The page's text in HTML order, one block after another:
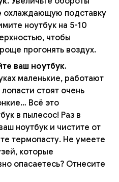
охлаждающую подставку
ноутбук на 5-10
чтобы
прогонять воздух.
ваш ноутбук.
маленькие, работают
стоят очень
Всё это
в пылесос! Раз в
ноутбук и чистите от
термопасту. Не умеете
которые
опасаетесь? Отнесите